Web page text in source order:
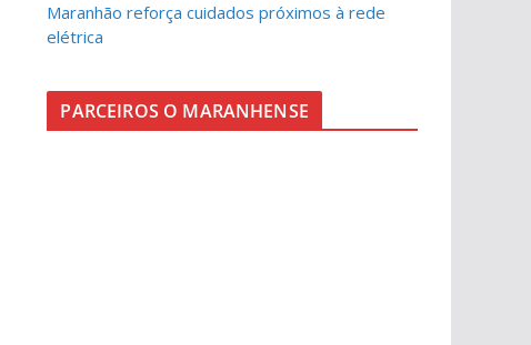
Maranhão reforça cuidados próximos à rede
elétrica
PARCEIROS O MARANHENSE